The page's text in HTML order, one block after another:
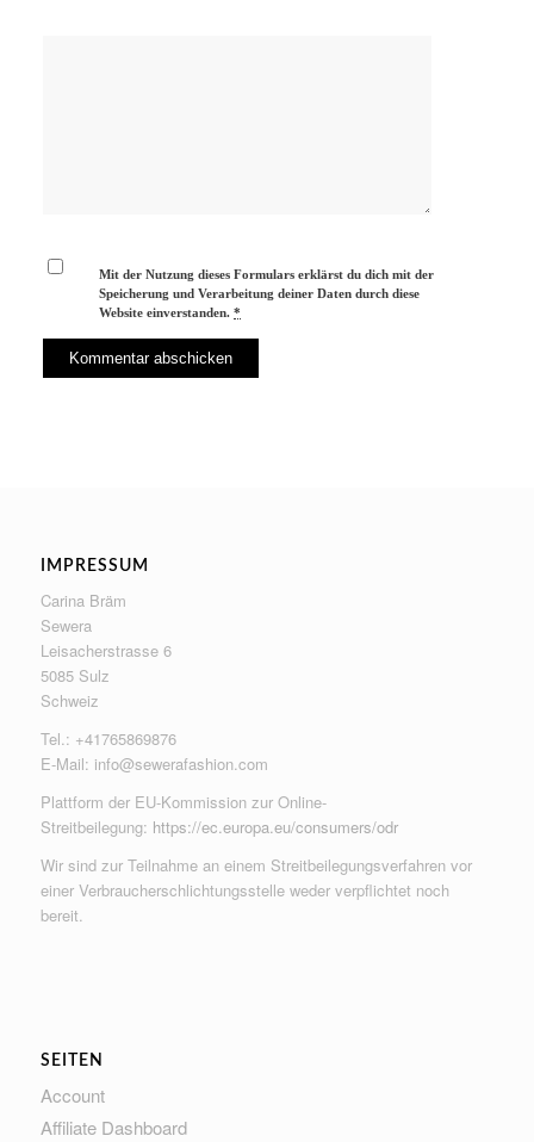
Mit der Nutzung dieses Formulars erklärst du dich mit der
Speicherung und Verarbeitung deiner Daten durch diese
Website einverstanden.*
IMPRESSUM
Carina Bräm
Sewera
Leisacherstrasse 6
5085 Sulz
Schweiz
Tel.: +41765869876
E-Mail: info@sewerafashion.com
Plattform der EU-Kommission zur Online-
Streitbeilegung: https://ec.europa.eu/consumers/odr
Wir sind zur Teilnahme an einem Streitbeilegungsverfahren vor
einer Verbraucherschlichtungsstelle weder verpflichtet noch
bereit.
SEITEN
Account
Affiliate Dashboard